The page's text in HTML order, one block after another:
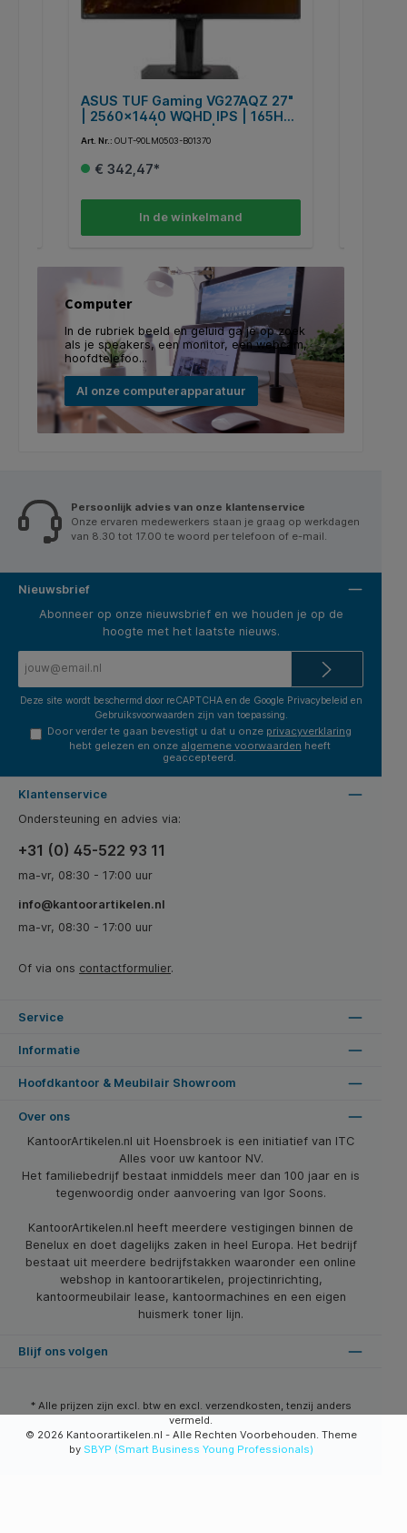
ASUS TUF Gaming VG27AQZ 27"
| 2560x1440 WQHD IPS | 165Hz |
Compatible | ELMB Sync |
Gaming Monitor | Renewed
Art. Nr.: OUT-90LM0503-B01370
€ 342,47*
In de winkelmand
Computer
In de rubriek beeld en geluid ga je op zoek
als je speakers, een monitor, een webcam,
hoofdtelefoo...
Al onze computerapparatuur
Persoonlijk advies van onze klantenservice
Onze ervaren medewerkers staan je graag op werkdagen
van 8.30 tot 17.00 te woord per telefoon of e-mail.
Nieuwsbrief
Abonneer op onze nieuwsbrief en we houden je op de
hoogte met het laatste nieuws.
Deze site wordt beschermd door reCAPTCHA en de Google Privacybeleid en
Gebruiksvoorwaarden zijn van toepassing.
Door verder te gaan bevestigt u dat u onze privacyverklaring
hebt gelezen en onze algemene voorwaarden heeft
geaccepteerd.
Klantenservice
Ondersteuning en advies via:
+31 (0) 45-522 93 11
ma-vr, 08:30 - 17:00 uur
info@kantoorartikelen.nl
ma-vr, 08:30 - 17:00 uur
Of via ons contactformulier.
Service
Informatie
Hoofdkantoor & Meubilair Showroom
Over ons
KantoorArtikelen.nl uit Hoensbroek is een initiatief van ITC
Alles voor uw kantoor NV.
Het familiebedrijf bestaat inmiddels meer dan 100 jaar en is
tegenwoordig onder aanvoering van Igor Soons.
KantoorArtikelen.nl heeft meerdere vestigingen binnen de
Benelux en doet dagelijks zaken in heel Europa. Het bedrijf
bestaat uit meerdere bedrijfstakken waaronder een online
webshop in kantoorartikelen, projectinrichting,
kantoormeubilair lease, kantoormachines en een eigen
huismerk toner lijn.
Blijf ons volgen
* Alle prijzen zijn excl. btw en excl. verzendkosten, tenzij anders
vermeld.
© 2026 Kantoorartikelen.nl - Alle Rechten Voorbehouden. Theme
by SBYP (Smart Business Young Professionals)